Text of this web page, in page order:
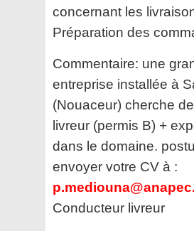
concernant les
Préparation des
Commentaire: une
entreprise installée à
(Nouaceur) cherche
livreur (permis B) +
dans le domaine.
envoyer votre CV à :
Conducteur livreur